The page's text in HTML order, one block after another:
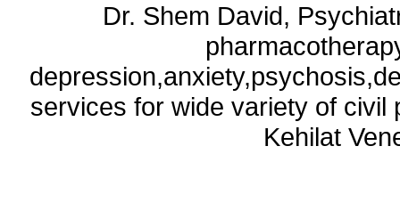
Dr. Shem David,
services for wide variety of civil
Kehilat